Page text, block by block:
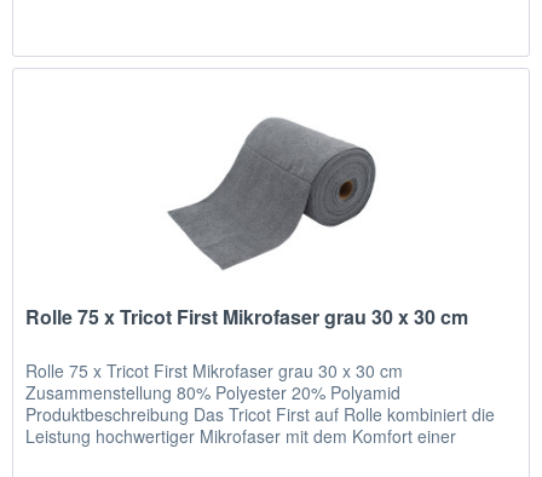
Rolle 75 x Tricot First Mikrofaser grau 30 x 30 cm
Rolle 75 x Tricot First Mikrofaser grau 30 x 30 cm
Zusammenstellung 80% Polyester 20% Polyamid
Produktbeschreibung Das Tricot First auf Rolle kombiniert die
Leistung hochwertiger Mikrofaser mit dem Komfort einer